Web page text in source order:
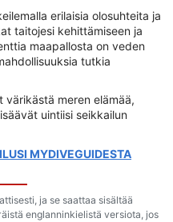
erilaisia olosuhteita ja
taitojesi kehittämiseen ja
maapallosta on veden
tutkia
värikästä meren elämää,
uintiisi seikkailun
MYDIVEGUIDESTA
ja se saattaa sisältää
englanninkielistä versiota, jos